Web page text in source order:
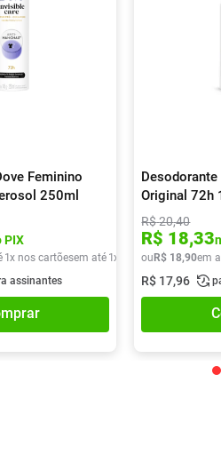
Feminino
250ml
PIX
1x nos cartõesem até 1x de R$ 29,90
assinantes
Original 72h
R$20,40
R$ 18,33
ou R$ 18,90em
R$ 17,96